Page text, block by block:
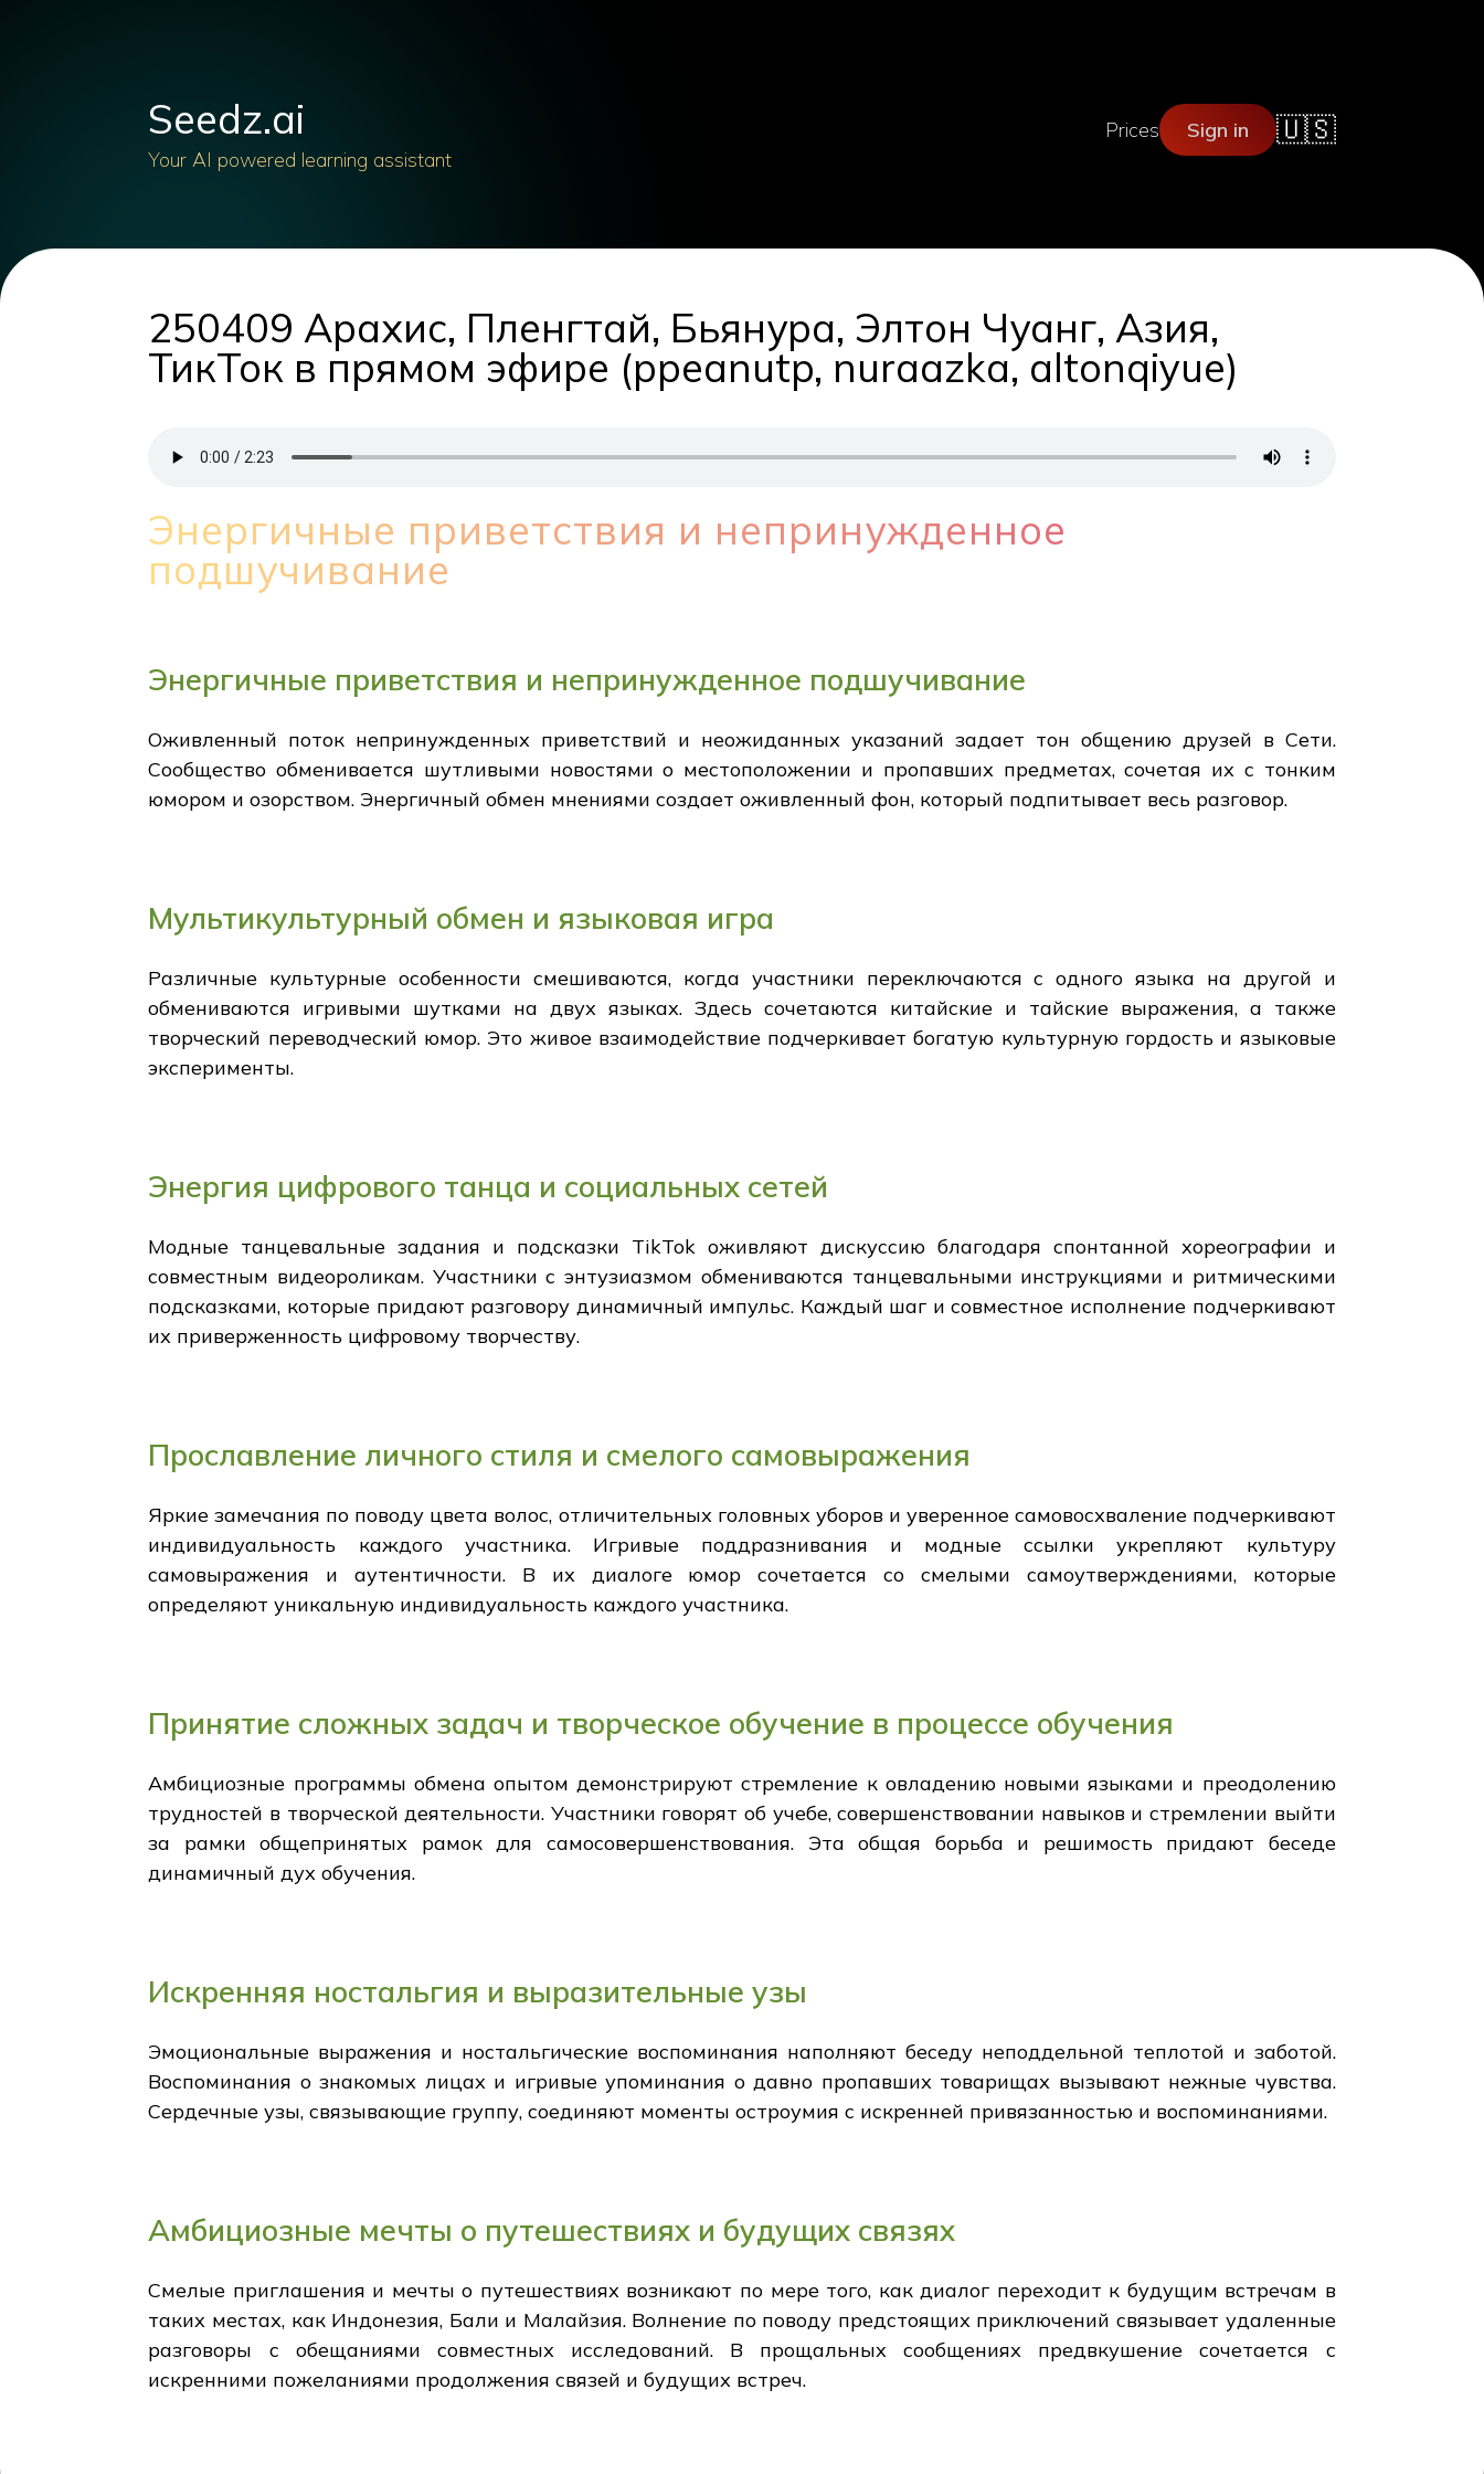
Seedz.ai
Your AI powered learning assistant
Prices Sign in 🇺🇸
250409 Арахис, Пленгтай, Бьянура, Элтон Чуанг, Азия,
ТикТок в прямом эфире (ppeanutp, nuraazka, altonqiyue)
Энергичные приветствия и непринужденное
подшучивание
Энергичные приветствия и непринужденное подшучивание
Оживленный поток непринужденных приветствий и неожиданных указаний задает тон общению друзей в Сети.
Сообщество обменивается шутливыми новостями о местоположении и пропавших предметах, сочетая их с тонким
юмором и озорством. Энергичный обмен мнениями создает оживленный фон, который подпитывает весь разговор.
Мультикультурный обмен и языковая игра
Различные культурные особенности смешиваются, когда участники переключаются с одного языка на другой и
обмениваются игривыми шутками на двух языках. Здесь сочетаются китайские и тайские выражения, а также
творческий переводческий юмор. Это живое взаимодействие подчеркивает богатую культурную гордость и языковые
эксперименты.
Энергия цифрового танца и социальных сетей
Модные танцевальные задания и подсказки TikTok оживляют дискуссию благодаря спонтанной хореографии и
совместным видеороликам. Участники с энтузиазмом обмениваются танцевальными инструкциями и ритмическими
подсказками, которые придают разговору динамичный импульс. Каждый шаг и совместное исполнение подчеркивают
их приверженность цифровому творчеству.
Прославление личного стиля и смелого самовыражения
Яркие замечания по поводу цвета волос, отличительных головных уборов и уверенное самовосхваление подчеркивают
индивидуальность каждого участника. Игривые поддразнивания и модные ссылки укрепляют культуру
самовыражения и аутентичности. В их диалоге юмор сочетается со смелыми самоутверждениями, которые
определяют уникальную индивидуальность каждого участника.
Принятие сложных задач и творческое обучение в процессе обучения
Амбициозные программы обмена опытом демонстрируют стремление к овладению новыми языками и преодолению
трудностей в творческой деятельности. Участники говорят об учебе, совершенствовании навыков и стремлении выйти
за рамки общепринятых рамок для самосовершенствования. Эта общая борьба и решимость придают беседе
динамичный дух обучения.
Искренняя ностальгия и выразительные узы
Эмоциональные выражения и ностальгические воспоминания наполняют беседу неподдельной теплотой и заботой.
Воспоминания о знакомых лицах и игривые упоминания о давно пропавших товарищах вызывают нежные чувства.
Сердечные узы, связывающие группу, соединяют моменты остроумия с искренней привязанностью и воспоминаниями.
Амбициозные мечты о путешествиях и будущих связях
Смелые приглашения и мечты о путешествиях возникают по мере того, как диалог переходит к будущим встречам в
таких местах, как Индонезия, Бали и Малайзия. Волнение по поводу предстоящих приключений связывает удаленные
разговоры с обещаниями совместных исследований. В прощальных сообщениях предвкушение сочетается с
искренними пожеланиями продолжения связей и будущих встреч.